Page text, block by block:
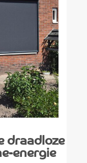
draadloze
energie